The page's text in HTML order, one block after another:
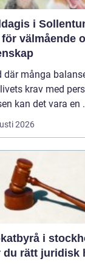
i
välmående
där många
krav med
kan det vara en
2026
i
du rätt juridisk